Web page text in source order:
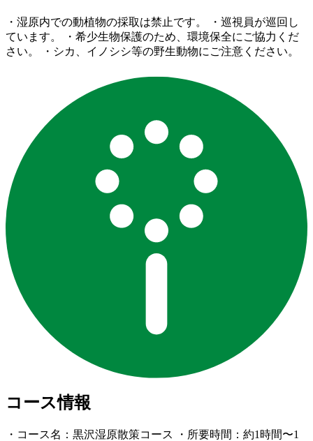
・湿原内での動植物の採取は禁止です。 ・巡視員が巡回し
ています。 ・希少生物保護のため、環境保全にご協力くだ
さい。 ・シカ、イノシシ等の野生動物にご注意ください。
コース情報
・コース名：黒沢湿原散策コース ・所要時間：約1時間〜1